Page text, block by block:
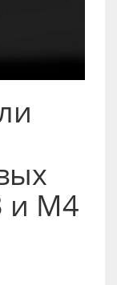
и M4